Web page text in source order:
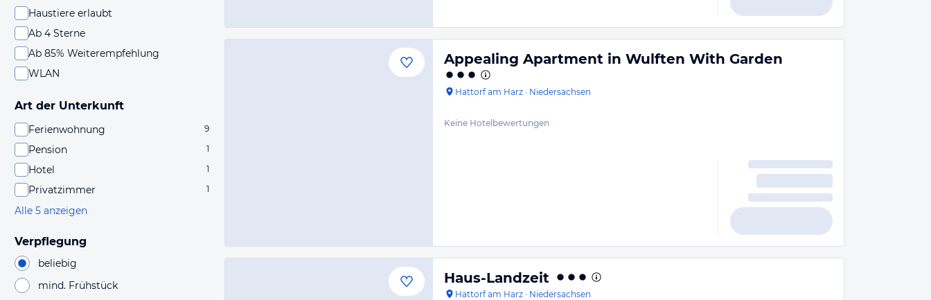
Haustiere erlaubt
Ab 4 Sterne
Ab 85% Weiterempfehlung
WLAN
Art der Unterkunft
Ferienwohnung 9
Pension 1
Hotel 1
Privatzimmer 1
Alle 5 anzeigen
Verpflegung
beliebig
mind. Frühstück
Appealing Apartment in Wulften With Garden
Hattorf am Harz · Niedersachsen
Keine Hotelbewertungen
Haus-Landzeit
Hattorf am Harz · Niedersachsen